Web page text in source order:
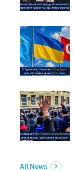
All News